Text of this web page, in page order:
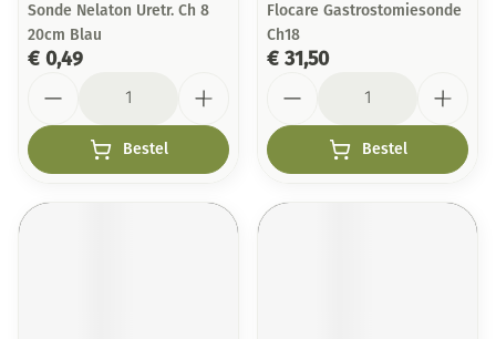
Sonde Nelaton Uretr. Ch 8
20cm Blau
€ 0,49
Bestel
Flocare Gastrostomiesonde
Ch18
€ 31,50
Bestel